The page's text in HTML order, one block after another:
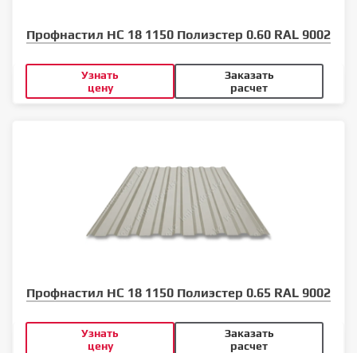
Профнастил НС 18 1150 Полиэстер 0.60 RAL 9002
Узнать
цену
Заказать
расчет
Профнастил НС 18 1150 Полиэстер 0.65 RAL 9002
Узнать
цену
Заказать
расчет